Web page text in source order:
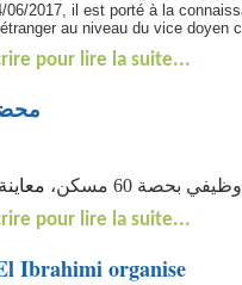
06/2017, il est porté à la
au niveau du vice
pour lire la suite...
60 مسكن،
pour lire la suite...
Ibrahimi organise